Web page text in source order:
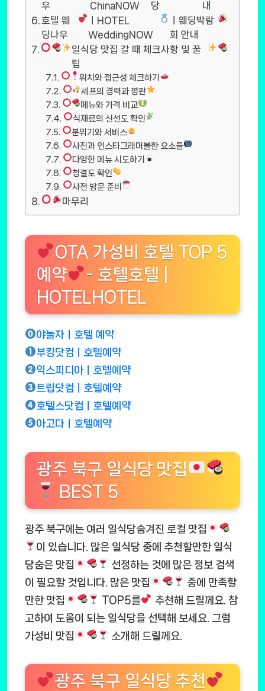
우
ChinaNOW
당
내
호텔 웨
딩나우
ㅣHOTEL
WeddingNOW
ㅣ웨딩박람
회 안내
일식당 맛집 갈 때 체크사항 및 꿀
팁
위치와 접근성 체크하기
셰프의 경력과 평판
메뉴와 가격 비교
식재료의 신선도 확인
분위기와 서비스
사진과 인스타그래머블한 요소들
다양한 메뉴 시도하기
청결도 확인
사전 방문 준비
마무리
OTA 가성비 호텔 TOP 5
예약
- 호텔호텔 |
HOTELHOTEL
야놀자ㅣ호텔 예약
부킹닷컴ㅣ호텔예약
익스피디아ㅣ호텔예약
트립닷컴ㅣ호텔예약
호텔스닷컴ㅣ호텔예약
아고다ㅣ호텔예약
광주 북구 일식당 맛집
BEST 5
광주 북구에는 여러 일식당숨겨진 로컬 맛집
이 있습니다. 많은 일식당 중에 추천할만한 일식
당숨은 맛집
선정하는 것에 많은 정보 검색
이 필요할 것입니다. 많은 맛집
중에 만족할
만한 맛집
TOP5를
추천해 드릴께요. 참
고하여 도움이 되는 일식당을 선택해 보세요. 그럼
가성비 맛집
소개해 드릴께요.
광주 북구 일식당 추천